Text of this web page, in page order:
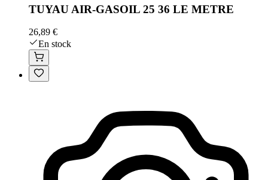
TUYAU AIR-GASOIL 25 36 LE METRE
26,89 €
En stock